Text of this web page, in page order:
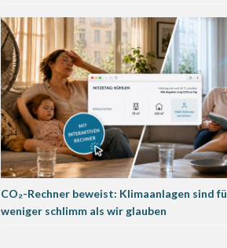
CO₂-Rechner beweist: Klimaanlagen sind
weniger schlimm als wir glauben